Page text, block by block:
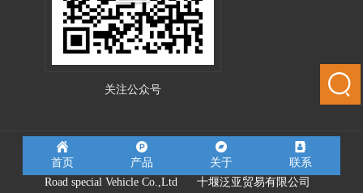
关注公众号
友情连接： 湖北越野专用车有限公司
Hubei Off-
Road special Vehicle Co.,Ltd
十堰泛亚贸易有限公司
首页 产品 关于 联系